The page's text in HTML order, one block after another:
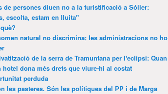
de persones diuen no a la turistificació a Sóller:
escolta, estam en lluita"
natural no discrimina; les administracions no ho
de la serra de Tramuntana per l'eclipsi: Quan
hotel dona més drets que viure-hi al costat
perduda
les pasteres. Són les polítiques del PP i de Marga